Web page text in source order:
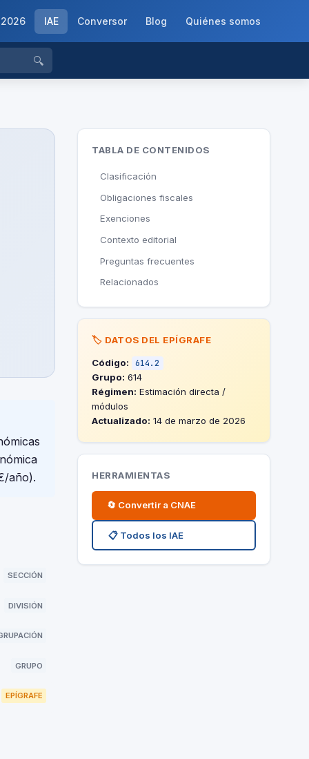
2026 IAE Conversor Blog Quiénes somos
🔍
año).
SECCIÓN
DIVISIÓN
GRUPO
EPÍGRAFE
TABLA DE CONTENIDOS
Clasificación
Obligaciones fiscales
Exenciones
Contexto editorial
Preguntas frecuentes
Relacionados
🏷️ DATOS DEL EPÍGRAFE
Código:
614.2
Grupo: 614
Régimen: Estimación directa /
módulos
Actualizado: 14 de marzo de 2026
HERRAMIENTAS
🔄 Convertir a CNAE
📋 Todos los IAE